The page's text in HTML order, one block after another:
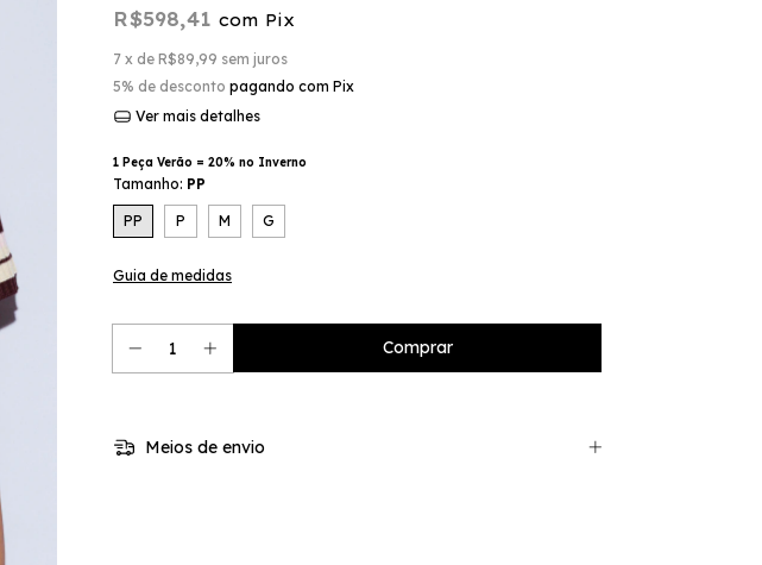
R$598,41 com Pix
7 x de R$89,99 sem juros
5% de desconto pagando com Pix
Ver mais detalhes
1 Peça Verão = 20% no Inverno
Tamanho: PP
PP P M G
Guia de medidas
Meios de envio